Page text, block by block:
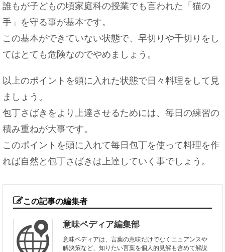
誰もが子どもの頃家庭科の授業でも言われた「猫の
手」を守る事が基本です。
この基本ができていない状態で、早切りや千切りをし
てはとても危険なのでやめましょう。
以上のポイントを頭に入れた状態で日々料理をして見
ましょう。
包丁さばきをより上達させるためには、毎日の練習の
積み重ねが大事です。
このポイントを頭に入れて毎日包丁を使って料理を作
れば自然と包丁さばきは上達していく事でしょう。
この記事の編集者
意味ペディア編集部
意味ペディアは、言葉の意味だけでなくニュアンスや
解決策など、知りたい言葉を個人的見解も含めて解説